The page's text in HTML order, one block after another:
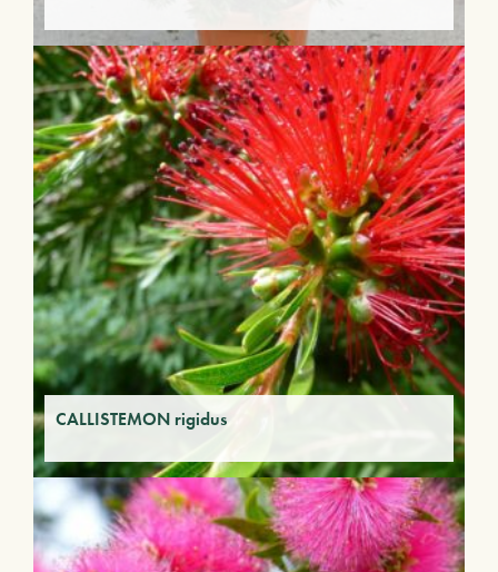
CALLISTEMON rigidus